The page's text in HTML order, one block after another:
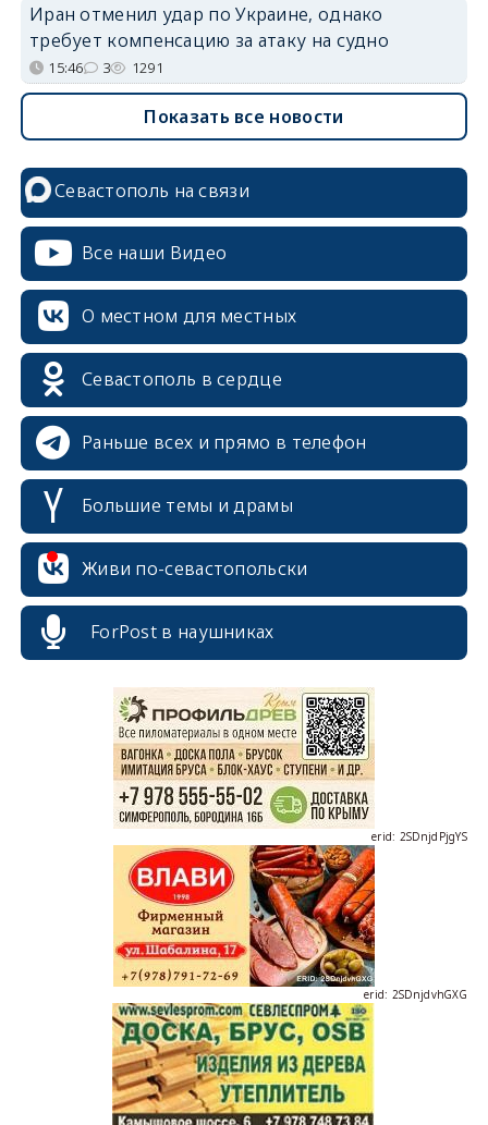
Иран отменил удар по Украине, однако
требует компенсацию за атаку на судно
15:46 3 1291
Показать все новости
Севастополь на связи
Все наши Видео
О местном для местных
Севастополь в сердце
Раньше всех и прямо в телефон
Большие темы и драмы
Живи по-севастопольски
ForPost в наушниках
erid: 2SDnjdvhGXG